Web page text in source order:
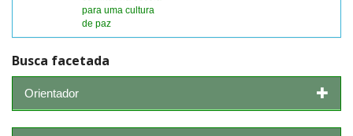
para uma cultura
de paz
Busca facetada
Orientador